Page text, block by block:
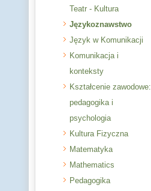
Teatr - Kultura
Językoznawstwo
Język w Komunikacji
Komunikacja i
konteksty
Kształcenie zawodowe:
pedagogika i
psychologia
Kultura Fizyczna
Matematyka
Mathematics
Pedagogika